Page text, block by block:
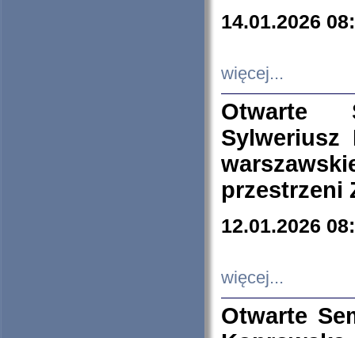
14.01.2026
więcej...
Otwarte
Sylweriusz
przestrzeni
12.01.2026
więcej...
Otwarte